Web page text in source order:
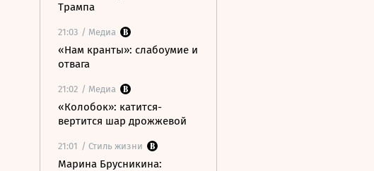
Трампа
21:03 / Медиа
«Нам кранты»: слабоумие и
отвага
21:02 / Медиа
«Колобок»: катится-
вертится шар дрожжевой
21:01 / Стиль жизни
Марина Брусникина: